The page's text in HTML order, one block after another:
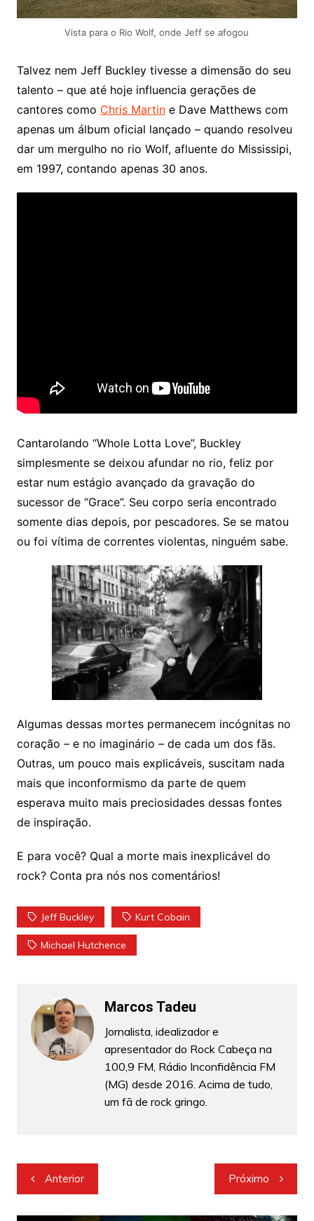
Vista para o Rio Wolf, onde Jeff se afogou
Talvez nem Jeff Buckley tivesse a dimensão do seu
talento – que até hoje influencia gerações de
cantores como Chris Martine Dave Matthews com
apenas um álbum oficial lançado – quando resolveu
dar um mergulho no rio Wolf, afluente do Mississipi,
em 1997, contando apenas 30 anos.
Cantarolando “Whole Lotta Love”, Buckley
simplesmente se deixou afundar no rio, feliz por
estar num estágio avançado da gravação do
sucessor de “Grace”. Seu corpo seria encontrado
somente dias depois, por pescadores. Se se matou
ou foi vítima de correntes violentas, ninguém sabe.
Algumas dessas mortes permanecem incógnitas no
coração – e no imaginário – de cada um dos fãs.
Outras, um pouco mais explicáveis, suscitam nada
mais que inconformismo da parte de quem
esperava muito mais preciosidades dessas fontes
de inspiração.
E para você? Qual a morte mais inexplicável do
rock? Conta pra nós nos comentários!
Jeff Buckley Kurt Cobain
Michael Hutchence
Marcos Tadeu
Jornalista, idealizador e
apresentador do Rock Cabeça na
100,9 FM, Rádio Inconfidência FM
(MG) desde 2016. Acima de tudo,
um fã de rock gringo.
Navegação
de
Anterior Próximo